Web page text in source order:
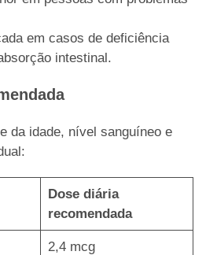
em casos de deficiência
intestinal.
da idade, nível sanguíneo e
Dose diária
recomendada
2,4 mcg